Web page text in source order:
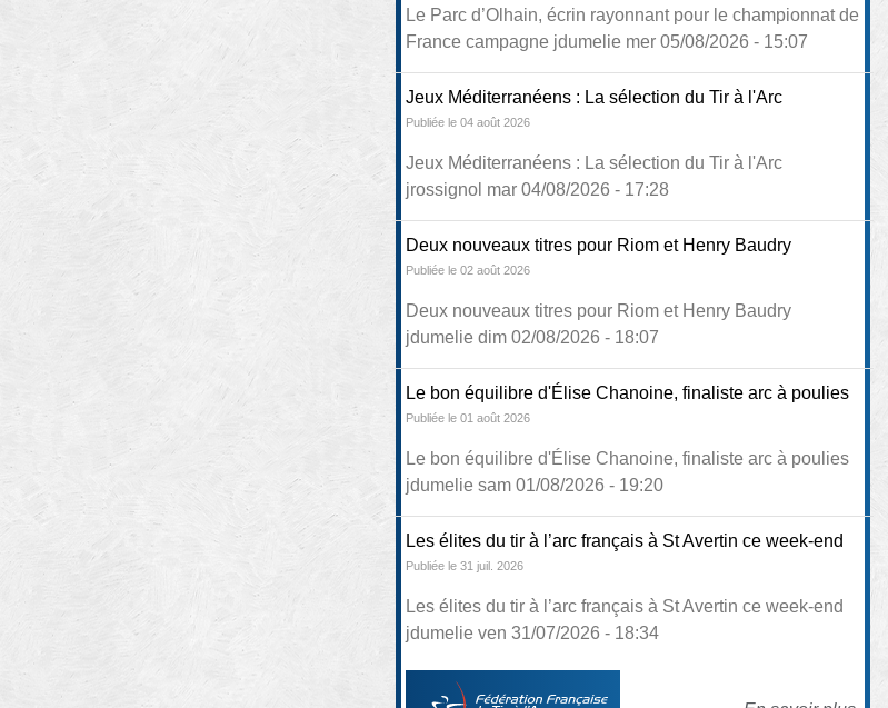
Le Parc d’Olhain, écrin rayonnant pour le championnat de
France campagne jdumelie mer 05/08/2026 - 15:07
Jeux Méditerranéens : La sélection du Tir à l'Arc
Publiée le 04 août 2026
Jeux Méditerranéens : La sélection du Tir à l'Arc
jrossignol mar 04/08/2026 - 17:28
Deux nouveaux titres pour Riom et Henry Baudry
Publiée le 02 août 2026
Deux nouveaux titres pour Riom et Henry Baudry
jdumelie dim 02/08/2026 - 18:07
Le bon équilibre d'Élise Chanoine, finaliste arc à poulies
Publiée le 01 août 2026
Le bon équilibre d'Élise Chanoine, finaliste arc à poulies
jdumelie sam 01/08/2026 - 19:20
Les élites du tir à l’arc français à St Avertin ce week-end
Publiée le 31 juil. 2026
Les élites du tir à l’arc français à St Avertin ce week-end
jdumelie ven 31/07/2026 - 18:34